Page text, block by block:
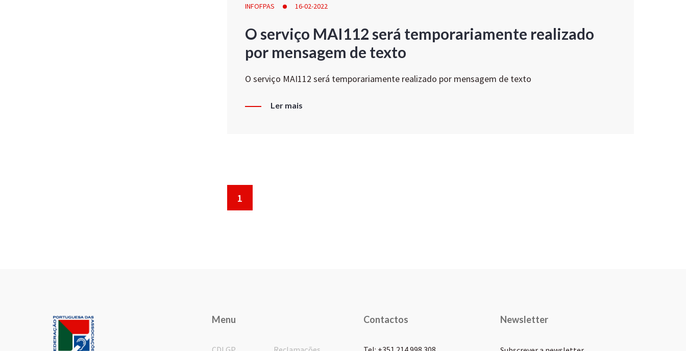
INFOFPAS 16-02-2022
O serviço MAI112 será temporariamente realizado
por mensagem de texto
O serviço MAI112 será temporariamente realizado por mensagem de texto
Ler mais
1
Menu Contactos Newsletter